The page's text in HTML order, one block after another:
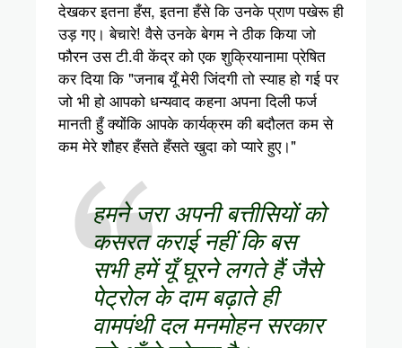
देखकर इतना हँस, इतना हँसे कि उनके प्राण पखेरू ही
उड़ गए। बेचारे! वैसे उनके बेगम ने ठीक किया जो
फौरन उस टी.वी केंद्र को एक शुक्रियानामा प्रेषित
कर दिया कि "जनाब यूँ मेरी जिंदगी तो स्याह हो गई पर
जो भी हो आपको धन्यवाद कहना अपना दिली फर्ज
मानती हुँ क्योंकि आपके कार्यक्रम की बदौलत कम से
कम मेरे शौहर हँसते हँसते खुदा को प्यारे हुए।"
हमने जरा अपनी बत्तीसियों को
कसरत कराई नहीं कि बस
सभी हमें यूँ घूरने लगते हैं जैसे
पेट्रोल के दाम बढ़ाते ही
वामपंथी दल मनमोहन सरकार